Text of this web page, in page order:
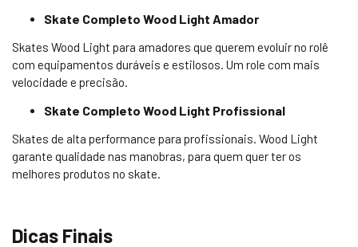
Skate Completo Wood Light Amador
Skates Wood Light para amadores que querem evoluir no rolê
com equipamentos duráveis e estilosos. Um role com mais
velocidade e precisão.
Skate Completo Wood Light Profissional
Skates de alta performance para profissionais. Wood Light
garante qualidade nas manobras, para quem quer ter os
melhores produtos no skate.
Dicas Finais